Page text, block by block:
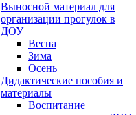
Выносной материал для
организации прогулок в
ДОУ
Весна
Зима
Осень
Дидактические пособия и
материалы
Воспитание